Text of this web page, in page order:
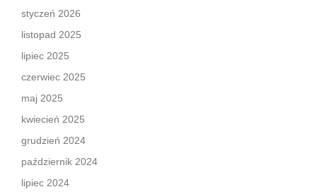
styczeń 2026
listopad 2025
lipiec 2025
czerwiec 2025
maj 2025
kwiecień 2025
grudzień 2024
październik 2024
lipiec 2024